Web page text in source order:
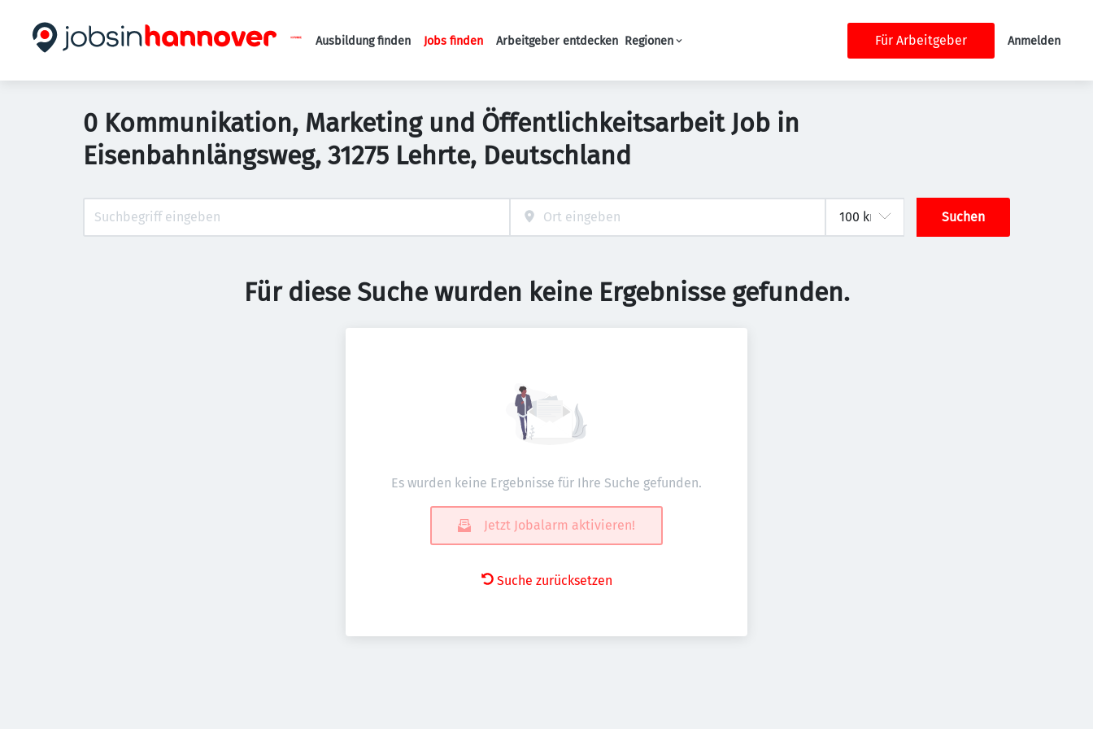
Haupt-Navigation
Ausbildung finden Jobs finden Arbeitgeber entdecken Regionen Für Arbeitgeber Anmelden
0 Kommunikation, Marketing und Öffentlichkeitsarbeit Job in
Eisenbahnlängsweg, 31275 Lehrte, Deutschland
Suchen
Für diese Suche wurden keine Ergebnisse gefunden.
Es wurden keine Ergebnisse für Ihre Suche gefunden.
Jetzt Jobalarm aktivieren!
Suche zurücksetzen